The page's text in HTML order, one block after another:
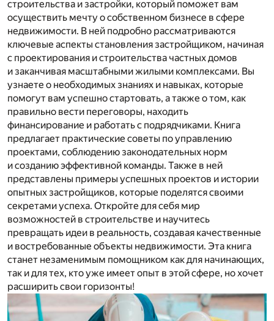
строительства и застройки, который поможет вам
осуществить мечту о собственном бизнесе в сфере
недвижимости. В ней подробно рассматриваются
ключевые аспекты становления застройщиком, начиная
с проектирования и строительства частных домов
и заканчивая масштабными жилыми комплексами. Вы
узнаете о необходимых знаниях и навыках, которые
помогут вам успешно стартовать, а также о том, как
правильно вести переговоры, находить
финансирование и работать с подрядчиками. Книга
предлагает практические советы по управлению
проектами, соблюдению законодательных норм
и созданию эффективной команды. Также в ней
представлены примеры успешных проектов и истории
опытных застройщиков, которые поделятся своими
секретами успеха. Откройте для себя мир
возможностей в строительстве и научитесь
превращать идеи в реальность, создавая качественные
и востребованные объекты недвижимости. Эта книга
станет незаменимым помощником как для начинающих,
так и для тех, кто уже имеет опыт в этой сфере, но хочет
расширить свои горизонты!